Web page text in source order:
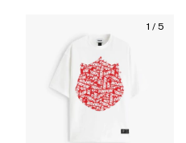
1 / 5